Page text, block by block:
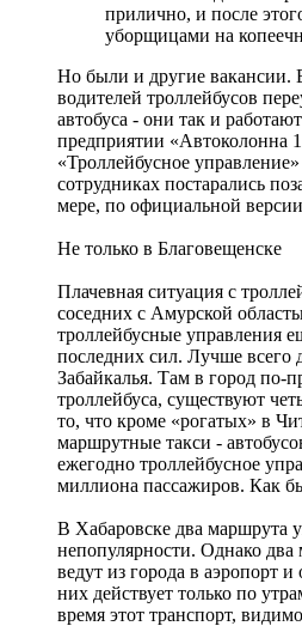
прилично, и после
уборщицами на
Но были и другие вакансии.
водителей троллейбусов
автобуса - они так и
предприятии «Автоколонна
«Троллейбусное
сотрудниках постарались
мере, по официальной
Не только в Благовещенске
Плачевная ситуация с
соседних с Амурской
троллейбусные управления
последних сил. Лучше всего
Забайкалья. Там в город по-
троллейбуса, существуют
то, что кроме «рогатых» в
маршрутные такси -
ежегодно троллейбусное
миллиона пассажиров. Как
В Хабаровске два маршрута
непопулярности. Однако два
ведут из города в аэропорт
них действует только по
время этот транспорт,